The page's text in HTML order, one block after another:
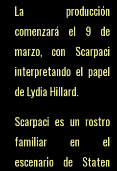
La producción
comenzará el 9 de
marzo, con Scarpaci
interpretando el papel
de Lydia Hillard.
Scarpaci es un rostro
familiar en el
escenario de Staten